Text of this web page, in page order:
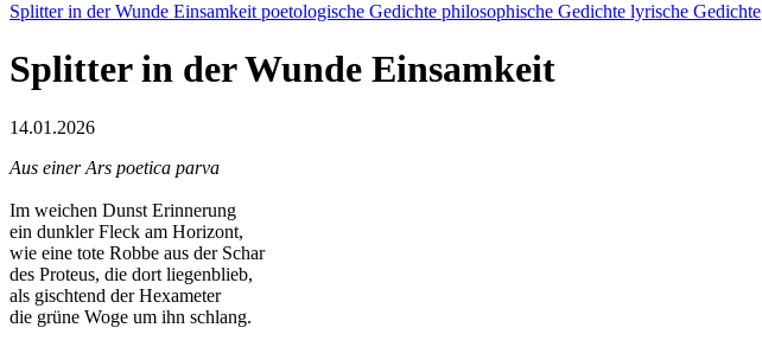
Splitter in der Wunde Einsamkeit poetologische Gedichte philosophische Gedichte lyrische Gedichte
Splitter in der Wunde Einsamkeit
14.01.2026
Aus einer Ars poetica parva
Im weichen Dunst Erinnerung
ein dunkler Fleck am Horizont,
wie eine tote Robbe aus der Schar
des Proteus, die dort liegenblieb,
als gischtend der Hexameter
die grüne Woge um ihn schlang.